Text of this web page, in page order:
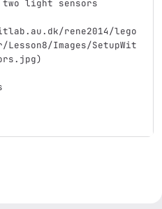
two light sensors
rene2014/lego
Lesson8/Images/SetupWit
)